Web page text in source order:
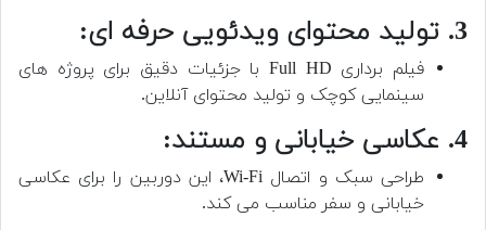
3. تولید محتوای ویدئویی حرفه ای:
فیلم برداری Full HD با جزئیات دقیق برای پروژه های
سینمایی کوچک و تولید محتوای آنلاین.
4. عکاسی خیابانی و مستند:
طراحی سبک و اتصال Wi-Fi، این دوربین را برای عکاسی
خیابانی و سفر مناسب می کند.